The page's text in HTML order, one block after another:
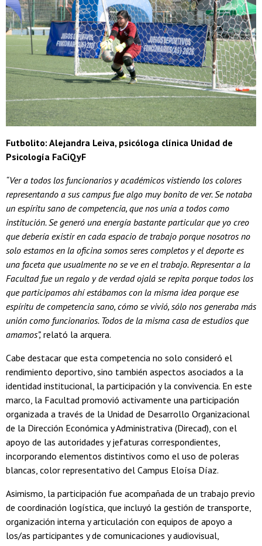
Futbolito: Alejandra Leiva, psicóloga clínica Unidad de
Psicología FaCiQyF
“Ver a todos los funcionarios y académicos vistiendo los colores
representando a sus campus fue algo muy bonito de ver. Se notaba
un espíritu sano de competencia, que nos unía a todos como
institución. Se generó una energía bastante particular que yo creo
que debería existir en cada espacio de trabajo porque nosotros no
solo estamos en la oficina somos seres completos y el deporte es
una faceta que usualmente no se ve en el trabajo. Representar a la
Facultad fue un regalo y de verdad ojalá se repita porque todos los
que participamos ahí estábamos con la misma idea porque ese
espíritu de competencia sano, cómo se vivió, sólo nos generaba más
unión como funcionarios. Todos de la misma casa de estudios que
amamos”, relató la arquera.
Cabe destacar que esta competencia no solo consideró el
rendimiento deportivo, sino también aspectos asociados a la
identidad institucional, la participación y la convivencia. En este
marco, la Facultad promovió activamente una participación
organizada a través de la Unidad de Desarrollo Organizacional
de la Dirección Económica y Administrativa (Direcad), con el
apoyo de las autoridades y jefaturas correspondientes,
incorporando elementos distintivos como el uso de poleras
blancas, color representativo del Campus Eloísa Díaz.
Asimismo, la participación fue acompañada de un trabajo previo
de coordinación logística, que incluyó la gestión de transporte,
organización interna y articulación con equipos de apoyo a
los/as participantes y de comunicaciones y audiovisual,